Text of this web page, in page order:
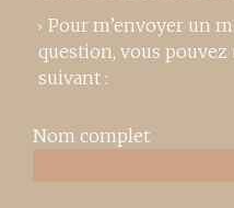
Pour m’envoyer un
question, vous
suivant :
Nom complet